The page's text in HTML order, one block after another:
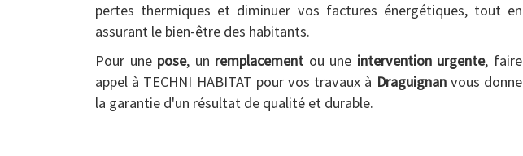
pertes thermiques et diminuer vos factures énergétiques, tout en
assurant le bien-être des habitants.
Pour une pose, un remplacement ou une intervention urgente, faire
appel à TECHNI HABITAT pour vos travaux à Draguignanvous donne
la garantie d'un résultat de qualité et durable.